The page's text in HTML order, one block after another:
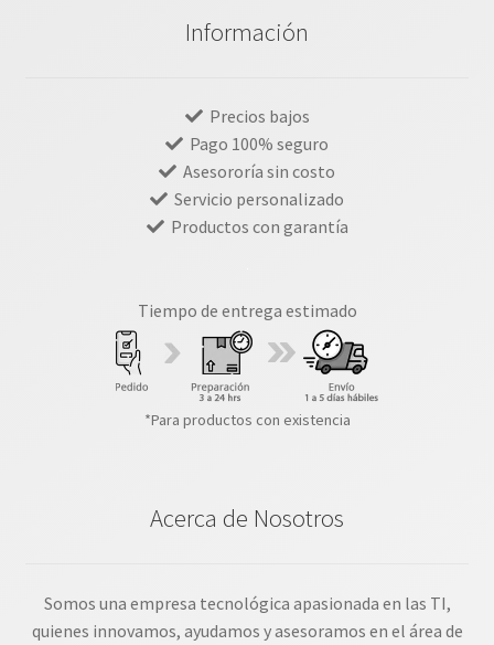
Información
Precios bajos
Pago 100% seguro
Asesororía sin costo
Servicio personalizado
Productos con garantía
Tiempo de entrega estimado
*Para productos con existencia
Acerca de Nosotros
Somos una empresa tecnológica apasionada en las TI,
quienes innovamos, ayudamos y asesoramos en el área de